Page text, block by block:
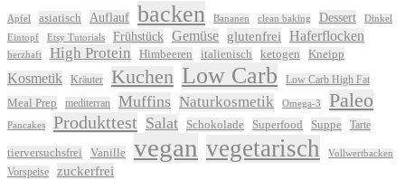
Apfel asiatisch Auflauf backen Bananen clean baking Dessert
Dinkel
Eintopf
Etsy Tutorials Frühstück Gemüse glutenfrei Haferflocken
herzhaft High Protein Himbeeren italienisch ketogen Kneipp
Kosmetik Kräuter Kuchen Low Carb Low Carb High Fat
Meal Prep mediterran Muffins Naturkosmetik Omega-3 Paleo
Pancakes Produkttest Salat Schokolade Superfood Suppe Tarte
tierversuchsfrei Vanille vegan vegetarisch Vollwertbacken
Vorspeise zuckerfrei